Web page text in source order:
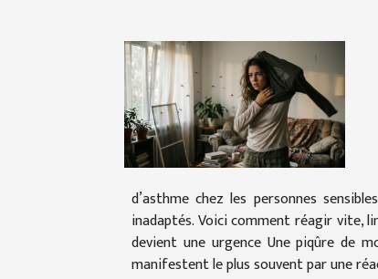
d’asthme chez les personnes
inadaptés. Voici comment réagir vite,
devient une urgence Une piqûre de
manifestent le plus souvent par une